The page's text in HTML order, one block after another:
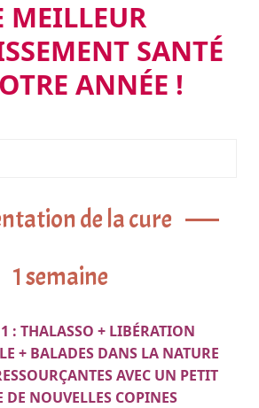
MEILLEUR
SANTÉ
ANNÉE !
de la cure
1 semaine
: THALASSO + LIBÉRATION
+ BALADES DANS LA NATURE
AVEC UN PETIT
DE NOUVELLES COPINES